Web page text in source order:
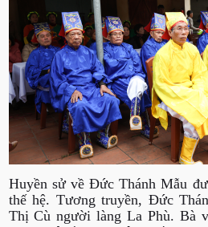
Huyền sử về Đức Thánh Mẫu
thế hệ. Tương truyền, Đức
Thị Cù người làng La Phù. Bà